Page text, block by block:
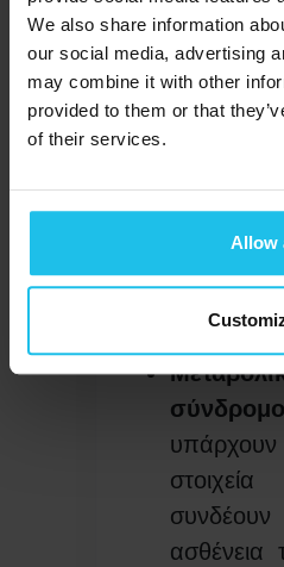
We also share information
our social media, advertising
may combine it with other
provided to them or that
of their services.
Allow
φλεγμονή.